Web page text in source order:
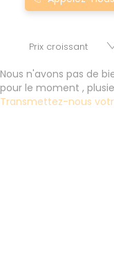
cessions de baux,
Nous n'avons pas de
pour le moment ,
Transmettez-nous